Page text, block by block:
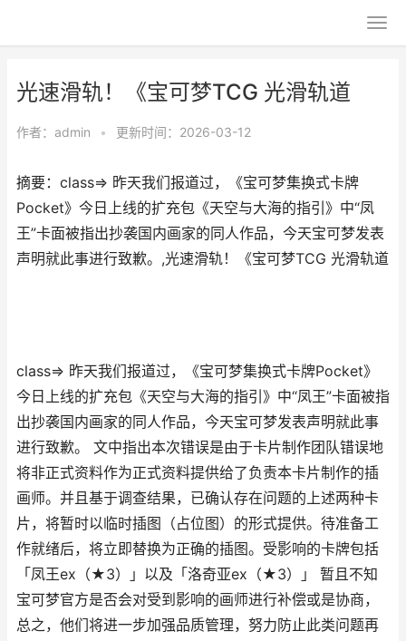
光速滑轨！《宝可梦TCG 光滑轨道
作者： admin • 更新时间：2026-03-12
摘要：class=> 昨天我们报道过，《宝可梦集换式卡牌
Pocket》今日上线的扩充包《天空与大海的指引》中“凤
王”卡面被指出抄袭国内画家的同人作品，今天宝可梦发表
声明就此事进行致歉。,光速滑轨！《宝可梦TCG 光滑轨道
class=> 昨天我们报道过，《宝可梦集换式卡牌Pocket》
今日上线的扩充包《天空与大海的指引》中“凤王”卡面被指
出抄袭国内画家的同人作品，今天宝可梦发表声明就此事
进行致歉。 文中指出本次错误是由于卡片制作团队错误地
将非正式资料作为正式资料提供给了负责本卡片制作的插
画师。并且基于调查结果，已确认存在问题的上述两种卡
片，将暂时以临时插图（占位图）的形式提供。待准备工
作就绪后，将立即替换为正确的插图。受影响的卡牌包括
「凤王ex（★3）」以及「洛奇亚ex（★3）」 暂且不知
宝可梦官方是否会对受到影响的画师进行补偿或是协商，
总之，他们将进一步加强品质管理，努力防止此类问题再